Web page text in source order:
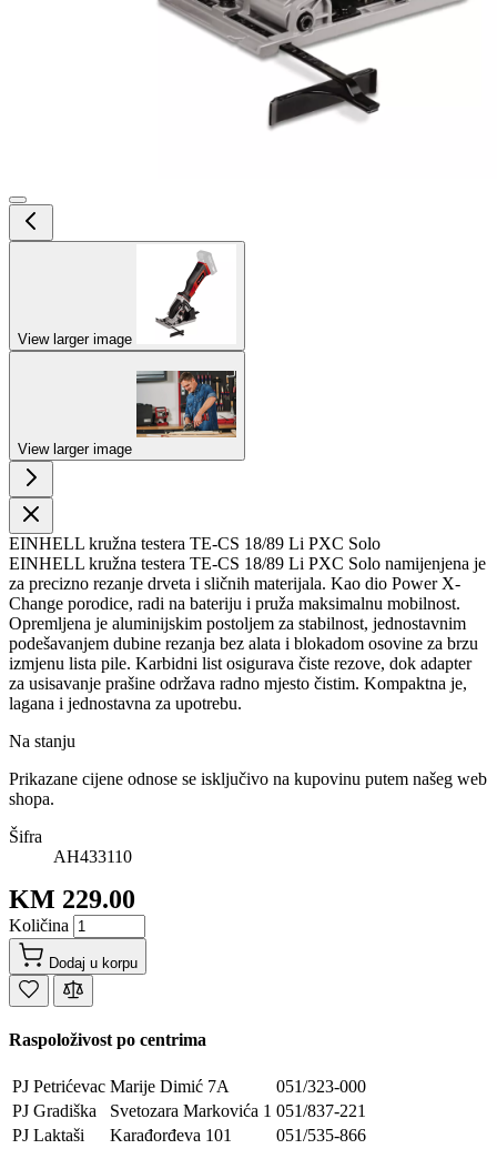
View larger image
View larger image
EINHELL kružna testera TE-CS 18/89 Li PXC Solo
EINHELL kružna testera TE-CS 18/89 Li PXC Solo namijenjena je
za precizno rezanje drveta i sličnih materijala. Kao dio Power X-
Change porodice, radi na bateriju i pruža maksimalnu mobilnost.
Opremljena je aluminijskim postoljem za stabilnost, jednostavnim
podešavanjem dubine rezanja bez alata i blokadom osovine za brzu
izmjenu lista pile. Karbidni list osigurava čiste rezove, dok adapter
za usisavanje prašine održava radno mjesto čistim. Kompaktna je,
lagana i jednostavna za upotrebu.
Na stanju
Prikazane cijene odnose se isključivo na kupovinu putem našeg web
shopa.
Šifra
AH433110
KM 229.00
Količina
Dodaj u korpu
Raspoloživost po centrima
PJ Petrićevac Marije Dimić 7A
051/323-000
PJ Gradiška
Svetozara Markovića 1 051/837-221
PJ Laktaši
Karađorđeva 101
051/535-866